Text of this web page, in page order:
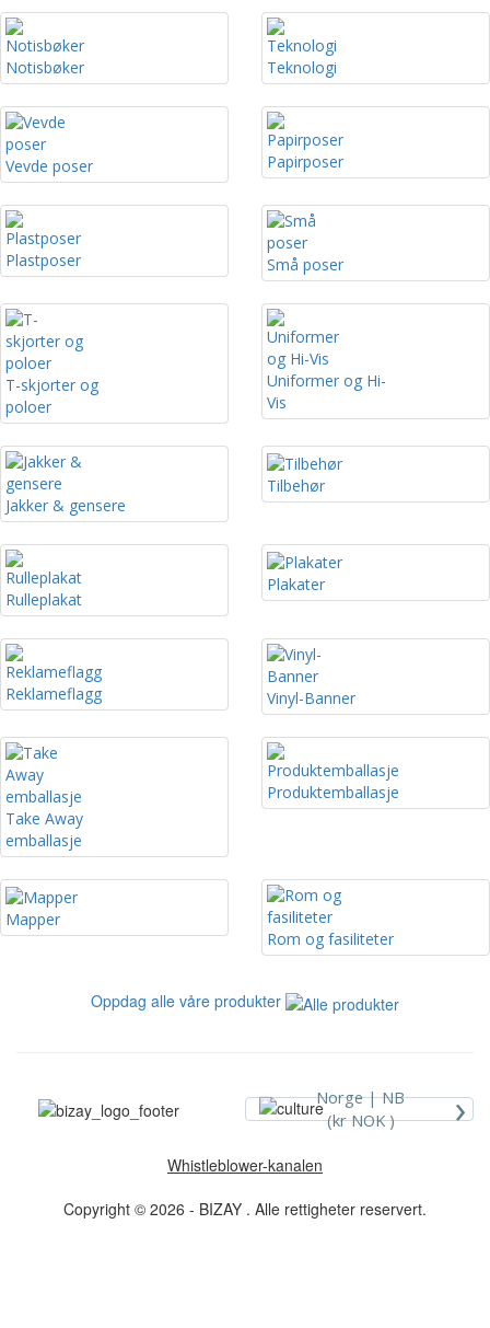
Notisbøker Teknologi
Vevde poser Papirposer
Plastposer Små poser
T-skjorter og
poloer
Uniformer og Hi-
Vis
Jakker & gensere
Tilbehør
Rulleplakat
Plakater
Reklameflagg Vinyl-Banner
Take Away
emballasje
Produktemballasje
Mapper
Rom og fasiliteter
Oppdag alle våre produkter
Norge |NB
(kr NOK )
›
Whistleblower-kanalen
Copyright © 2026 - BIZAY . Alle rettigheter reservert.